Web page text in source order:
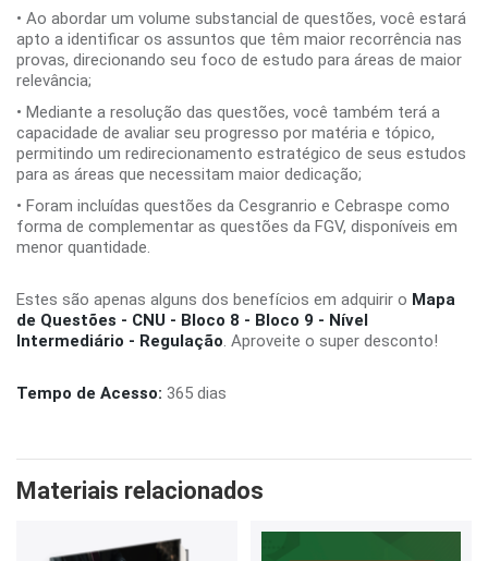
• Ao abordar um volume substancial de questões, você estará
apto a identificar os assuntos que têm maior recorrência nas
provas, direcionando seu foco de estudo para áreas de maior
relevância;
• Mediante a resolução das questões, você também terá a
capacidade de avaliar seu progresso por matéria e tópico,
permitindo um redirecionamento estratégico de seus estudos
para as áreas que necessitam maior dedicação;
• Foram incluídas questões da Cesgranrio e Cebraspe como
forma de complementar as questões da FGV, disponíveis em
menor quantidade.
Estes são apenas alguns dos benefícios em adquirir o Mapa
de Questões - CNU - Bloco 8 - Bloco 9 - Nível
Intermediário - Regulação. Aproveite o super desconto!
Tempo de Acesso: 365 dias
Materiais relacionados